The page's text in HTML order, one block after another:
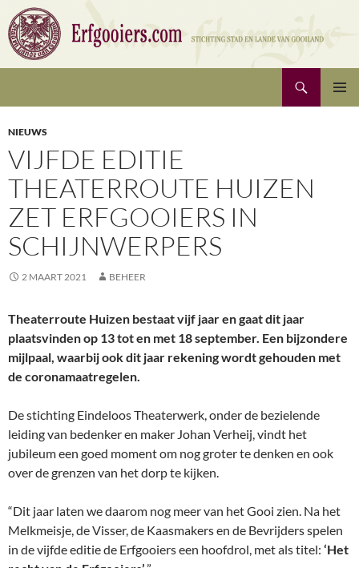
naar
de
inhoud
Erfgooiers | Stichting Stad en Lande van Gooiland
NIEUWS
VIJFDE EDITIE
THEATERROUTE HUIZEN
ZET ERFGOOIERS IN
SCHIJNWERPERS
2 MAART 2021 BEHEER
Theaterroute Huizen bestaat vijf jaar en gaat dit jaar
plaatsvinden op 13 tot en met 18 september. Een bijzondere
mijlpaal, waarbij ook dit jaar rekening wordt gehouden met
de coronamaatregelen.
De stichting Eindeloos Theaterwerk, onder de bezielende
leiding van bedenker en maker Johan Verheij, vindt het
jubileum een goed moment om nog groter te denken en ook
over de grenzen van het dorp te kijken.
“Dit jaar laten we daarom nog meer van het Gooi zien. Na het
Melkmeisje, de Visser, de Kaasmakers en de Bevrijders spelen
in de vijfde editie de Erfgooiers een hoofdrol, met als titel: ‘Het